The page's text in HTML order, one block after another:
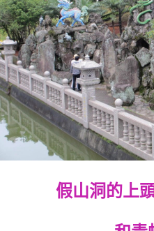
假山洞的上